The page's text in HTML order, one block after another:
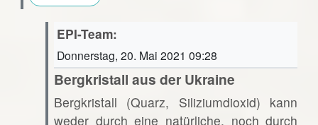
EPI-Team:
Donnerstag, 20. Mai 2021 09:28
Bergkristall aus der Ukraine
Bergkristall (Quarz, Siliziumdioxid) kann
weder durch eine natürliche, noch durch